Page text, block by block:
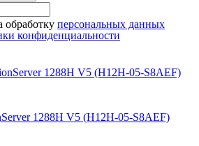
обработку персональных данных
конфиденциальности
1288H V5 (H12H-05-S8AEF)